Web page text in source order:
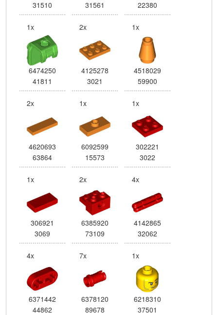
31510 31561 22380
1x
6474250
41811
2x
4125278
3021
1x
4518029
59900
2x
4620693
63864
1x
6092599
15573
1x
302221
3022
1x
306921
3069
2x
6385920
73109
4x
4142865
32062
4x
6371442
44862
7x
6378120
89678
1x
6218310
37501